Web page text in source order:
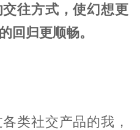
往方式，使幻想更
回归更顺畅。
类社交产品的我，